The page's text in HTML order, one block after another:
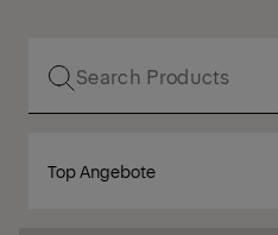
Filter anzeigen
NACH